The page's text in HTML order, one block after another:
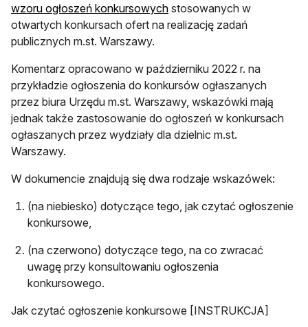
wzoru ogłoszeń konkursowychotwiera się w nowej karcie
stosowanych w
otwartych konkursach ofert na realizację zadań
publicznych m.st. Warszawy.
Komentarz opracowano w październiku 2022 r. na
przykładzie ogłoszenia do konkursów ogłaszanych
przez biura Urzędu m.st. Warszawy, wskazówki mają
jednak także zastosowanie do ogłoszeń w konkursach
ogłaszanych przez wydziały dla dzielnic m.st.
Warszawy.
W dokumencie znajdują się dwa rodzaje wskazówek:
(na niebiesko) dotyczące tego, jak czytać ogłoszenie
konkursowe,
(na czerwono) dotyczące tego, na co zwracać
uwagę przy konsultowaniu ogłoszenia
konkursowego.
Jak czytać ogłoszenie konkursowe [INSTRUKCJA]